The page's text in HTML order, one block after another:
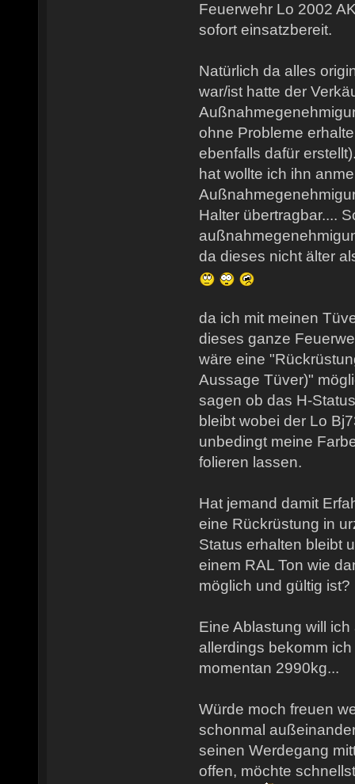
Feuerwehr Lo 2002
sofort einsatzbereit.
Natürlich da alles
war/ist hatte der
ohne Probleme
ebenfalls dafür
hat wollte ich ihn
Halter übertragbar....
da dieses nicht älter
da ich mit meinen
dieses ganze
wäre eine
Aussage Tüver)"
sagen ob das H-
bleibt wobei der Lo
unbedingt meine
folieren lassen.
Hat jemand damit
eine Rückrüstung in
Status erhalten bleibt
einem RAL Ton wie
möglich und gültig ist?
Eine Ablastung will
allerdings bekomm
momentan 2990kg...
Würde moch freuen
schonmal
seinen Werdegang
offen, möchte